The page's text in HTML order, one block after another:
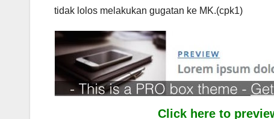
tidak lolos melakukan gugatan ke MK.(cpk1)
Click here to